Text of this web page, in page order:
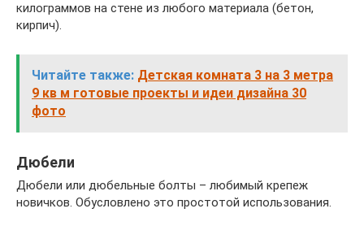
килограммов на стене из любого материала (бетон,
кирпич).
Читайте также: Детская комната 3 на 3 метра
9 кв м готовые проекты и идеи дизайна 30
фото
Дюбели
Дюбели или дюбельные болты – любимый крепеж
новичков. Обусловлено это простотой использования.